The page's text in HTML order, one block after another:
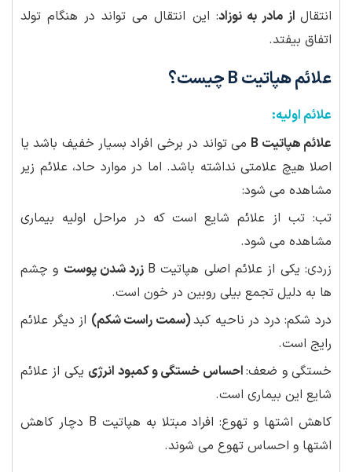
انتقالاز مادر به نوزاد: این انتقال می تواند در هنگام تولد
اتفاق بیفتد.
علائم هپاتیت B چیست؟
علائم اولیه:
علائم هپاتیت B
می تواند در برخی افراد بسیار خفیف باشد یا
اصلا هیچ علامتی نداشته باشد. اما در موارد حاد، علائم زیر
مشاهده می شود:
تب: تب از علائم شایع است که در مراحل اولیه بیماری
مشاهده می شود.
زردی: یکی از علائم اصلی هپاتیت B زرد شدن پوست و چشم
ها به دلیل تجمع بیلی روبین در خون است.
درد شکم: درد در ناحیه کبد(سمت راست شکم) از دیگر علائم
رایج است.
خستگی و ضعف:احساس خستگی و کمبود انرژی یکی از علائم
شایع این بیماری است.
کاهش اشتها و تهوع: افراد مبتلا به هپاتیت B دچار کاهش
اشتها و احساس تهوع می شوند.